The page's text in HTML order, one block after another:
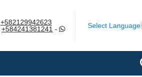
+582129942623
+584241381241 - Select Language